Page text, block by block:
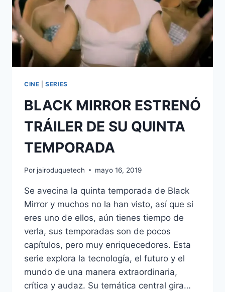
CINE |SERIES
BLACK MIRROR ESTRENÓ
TRÁILER DE SU QUINTA
TEMPORADA
Por jairoduquetech mayo 16, 2019
Se avecina la quinta temporada de Black
Mirror y muchos no la han visto, así que si
eres uno de ellos, aún tienes tiempo de
verla, sus temporadas son de pocos
capítulos, pero muy enriquecedores. Esta
serie explora la tecnología, el futuro y el
mundo de una manera extraordinaria,
crítica y audaz. Su temática central gira…